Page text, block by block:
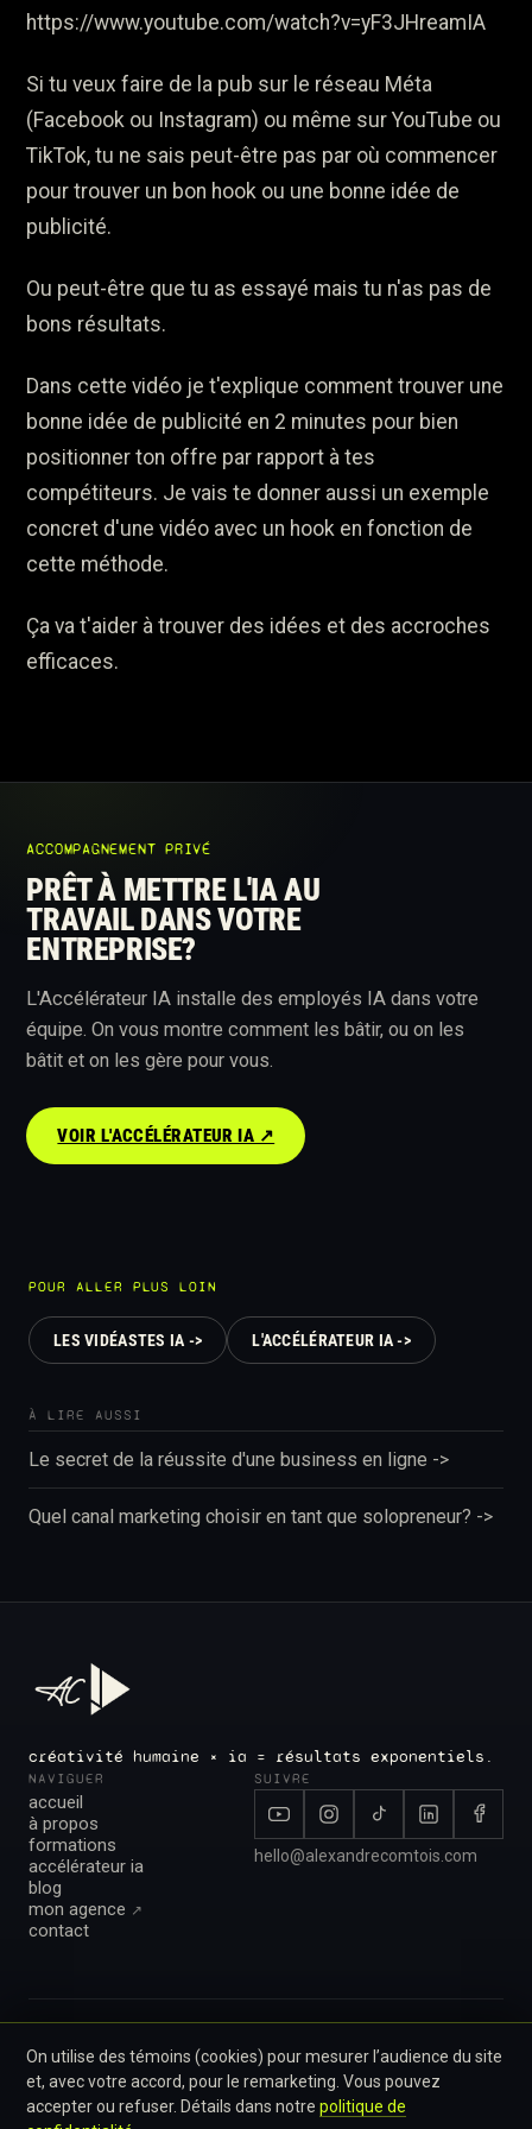
https://www.youtube.com/watch?v=yF3JHreamIA
Si tu veux faire de la pub sur le réseau Méta
(Facebook ou Instagram) ou même sur YouTube ou
TikTok, tu ne sais peut-être pas par où commencer
pour trouver un bon hook ou une bonne idée de
publicité.
Ou peut-être que tu as essayé mais tu n'as pas de
bons résultats.
Dans cette vidéo je t'explique comment trouver une
bonne idée de publicité en 2 minutes pour bien
positionner ton offre par rapport à tes
compétiteurs. Je vais te donner aussi un exemple
concret d'une vidéo avec un hook en fonction de
cette méthode.
Ça va t'aider à trouver des idées et des accroches
efficaces.
ACCOMPAGNEMENT PRIVÉ
PRÊT À METTRE L'IA AU
TRAVAIL DANS VOTRE
ENTREPRISE?
L'Accélérateur IA installe des employés IA dans votre
équipe. On vous montre comment les bâtir, ou on les
bâtit et on les gère pour vous.
VOIR L'ACCÉLÉRATEUR IA ↗︎
POUR ALLER PLUS LOIN
LES VIDÉASTES IA -> L'ACCÉLÉRATEUR IA ->
À LIRE AUSSI
Le secret de la réussite d'une business en ligne ->
Quel canal marketing choisir en tant que solopreneur? ->
créativité humaine × ia = résultats exponentiels.
NAVIGUER
accueil
à propos
formations
accélérateur ia
blog
mon agence ↗︎
contact
SUIVRE
hello@alexandrecomtois.com
conditions d'utilisationpolitique de confidentialité
préférences cookies
basé au québec, canada
On utilise des témoins (cookies) pour mesurer l’audience du site
et, avec votre accord, pour le remarketing. Vous pouvez
accepter ou refuser. Détails dans notrepolitique de